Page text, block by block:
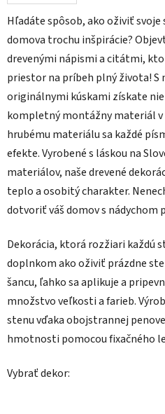
Hľadáte spôsob, ako oživiť svoje
domova trochu inšpirácie?
drevenými nápismi a citátmi,
priestor na príbeh plný života! S
originálnymi kúskami získate
kompletný montážny materiál v
hrubému materiálu sa každé
efekte. Vyrobené s láskou na
materiálov, naše drevené
teplo a osobitý charakter.
dotvoriť váš domov s nádychom
Dekorácia, ktorá rozžiari každú
doplnkom ako oživiť prázdne
šancu, ľahko sa aplikuje a
množstvo veľkosti a farieb.
stenu vďaka obojstrannej
hmotnosti pomocou fixačného
Vybrať dekor: